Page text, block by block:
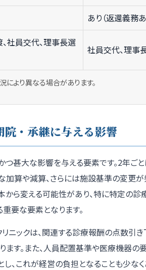
あり（返還義務あ
社員交代、理事長選
社員交代、理事
より異なる場合があります。
・承継に与える影響
甚大な影響を与える要素です。2年ご
加算や減算、さらには施設基準の変更が
から変える可能性があり、特に特定の
要な要素となります。
ニックは、関連する診療報酬の点数引
ます。また、人員配置基準や医療機器の
これが経営の負担となることも少なく